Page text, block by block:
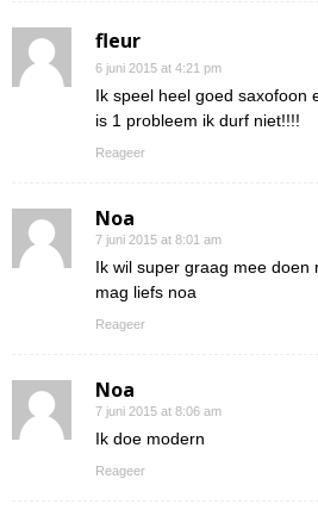
fleur
6 juni 2015 at 4:21 pm
Ik speel heel goed saxofoon
is 1 probleem ik durf niet!!!!
Reageer
Noa
7 juni 2015 at 8:01 am
Ik wil super graag mee doen
mag liefs noa
Reageer
Noa
7 juni 2015 at 8:06 am
Ik doe modern
Reageer